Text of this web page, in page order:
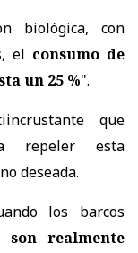
biológica, con
el consumo de
un 25 %".
que
repeler esta
deseada.
los barcos
son realmente